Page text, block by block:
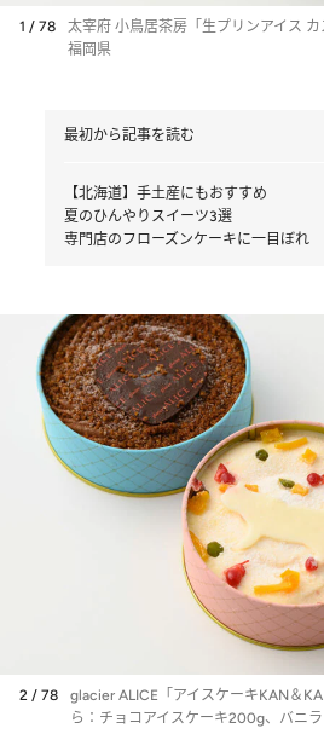
1 / 78
太宰府 小鳥居茶房「生プリンアイス
福岡県
最初から記事を読む
【北海道】手土産にもおすすめ
夏のひんやりスイーツ3選
専門店のフローズンケーキに一目ぼれ
2 / 78
glacier ALICE「アイスケーキKAN＆
ら：チョコアイスケーキ200g、バニ